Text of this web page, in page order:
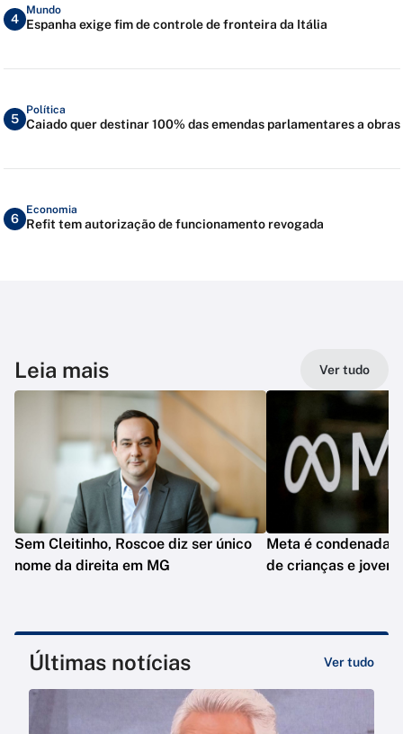
4
Mundo
Espanha exige fim de controle de fronteira da Itália
5
Política
Caiado quer destinar 100% das emendas parlamentares a obras
6
Economia
Refit tem autorização de funcionamento revogada
Leia mais Ver tudo
Sem Cleitinho, Roscoe diz ser único
nome da direita em MG
Meta é condenada
de crianças e jovens
Últimas notícias Ver tudo